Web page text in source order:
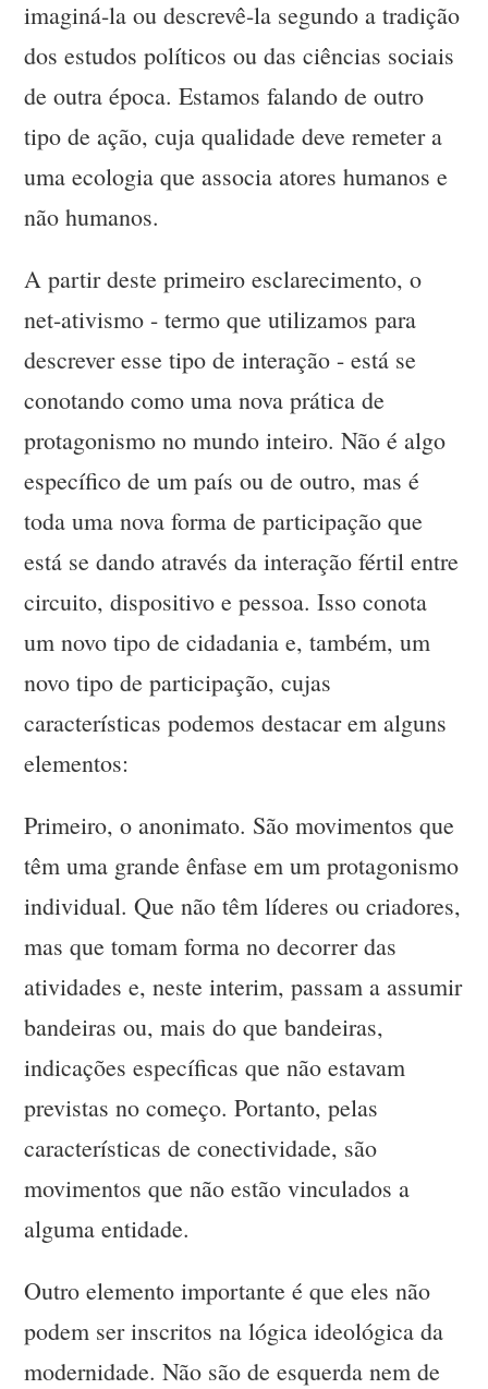
imaginá-la ou descrevê-la segundo a tradição
dos estudos políticos ou das ciências sociais
de outra época. Estamos falando de outro
tipo de ação, cuja qualidade deve remeter a
uma ecologia que associa atores humanos e
não humanos.
A partir deste primeiro esclarecimento, o
net-ativismo - termo que utilizamos para
descrever esse tipo de interação - está se
conotando como uma nova prática de
protagonismo no mundo inteiro. Não é algo
específico de um país ou de outro, mas é
toda uma nova forma de participação que
está se dando através da interação fértil entre
circuito, dispositivo e pessoa. Isso conota
um novo tipo de cidadania e, também, um
novo tipo de participação, cujas
características podemos destacar em alguns
elementos:
Primeiro, o anonimato. São movimentos que
têm uma grande ênfase em um protagonismo
individual. Que não têm líderes ou criadores,
mas que tomam forma no decorrer das
atividades e, neste interim, passam a assumir
bandeiras ou, mais do que bandeiras,
indicações específicas que não estavam
previstas no começo. Portanto, pelas
características de conectividade, são
movimentos que não estão vinculados a
alguma entidade.
Outro elemento importante é que eles não
podem ser inscritos na lógica ideológica da
modernidade. Não são de esquerda nem de